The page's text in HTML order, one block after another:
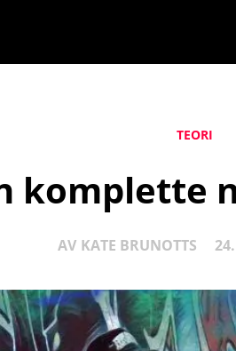
TEORI
komplette
AV KATE BRUNOTTS